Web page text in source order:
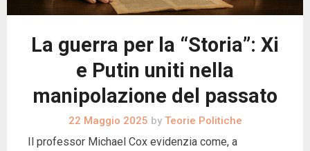
La guerra per la “Storia”: Xi
e Putin uniti nella
manipolazione del passato
22 Maggio 2025 byTeorie Politiche
Il professor Michael Cox evidenzia come, a